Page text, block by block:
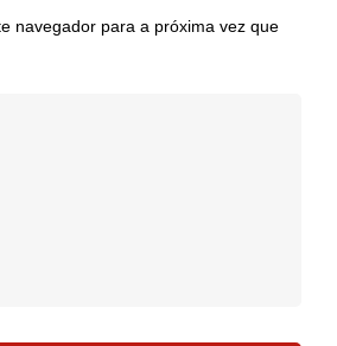
navegador para a próxima vez que